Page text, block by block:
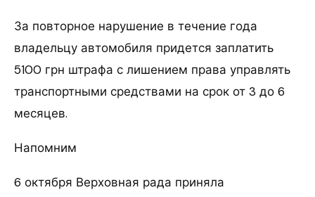
За повторное нарушение в течение года
владельцу автомобиля придется заплатить
5100 грн штрафа с лишением права управлять
транспортными средствами на срок от 3 до 6
месяцев.
Напомним
6 октября Верховная рада приняла